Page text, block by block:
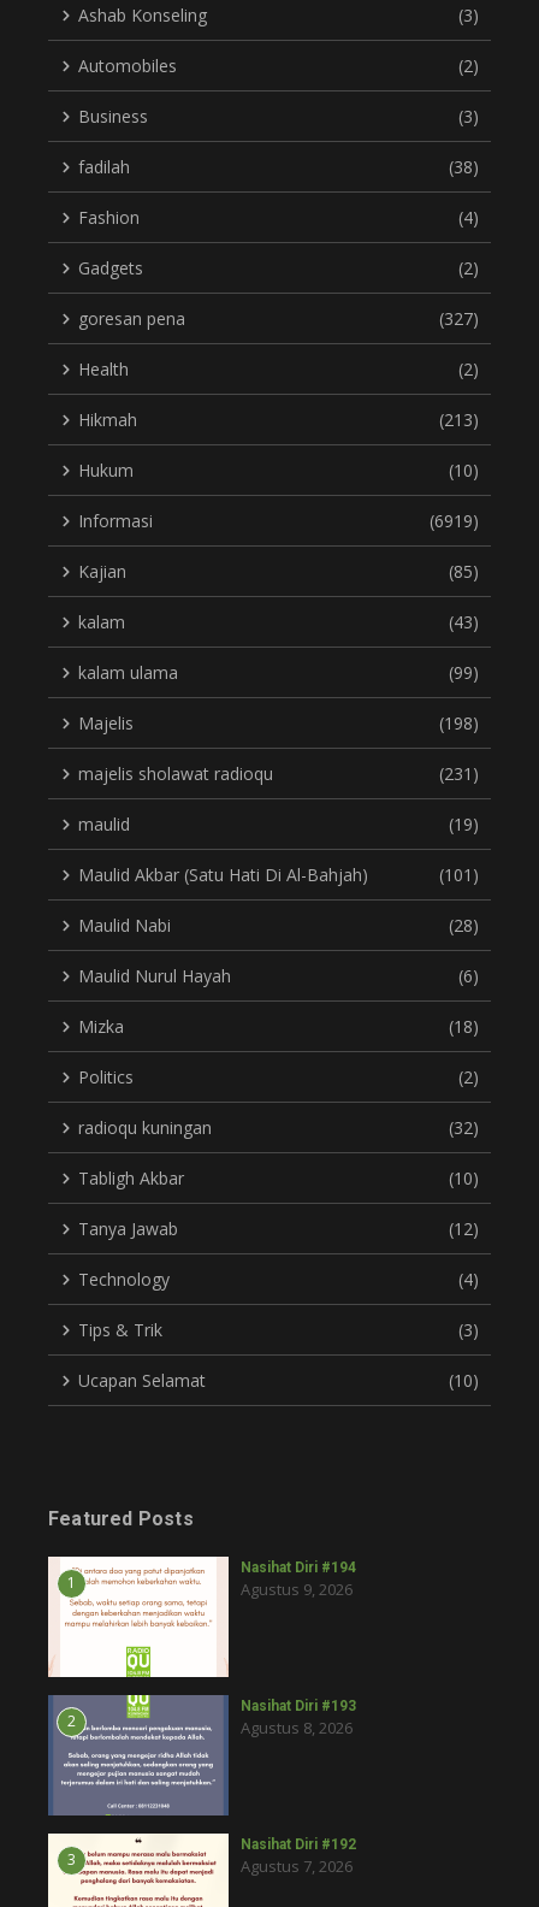
Ashab Konseling (3)
Automobiles (2)
Business (3)
fadilah (38)
Fashion (4)
Gadgets (2)
goresan pena (327)
Health (2)
Hikmah (213)
Hukum (10)
Informasi (6919)
Kajian (85)
kalam (43)
kalam ulama (99)
Majelis (198)
majelis sholawat radioqu (231)
maulid (19)
Maulid Akbar (Satu Hati Di Al-Bahjah) (101)
Maulid Nabi (28)
Maulid Nurul Hayah (6)
Mizka (18)
Politics (2)
radioqu kuningan (32)
Tabligh Akbar (10)
Tanya Jawab (12)
Technology (4)
Tips & Trik (3)
Ucapan Selamat (10)
Featured Posts
1
Nasihat Diri #194
Agustus 9, 2026
2
Nasihat Diri #193
Agustus 8, 2026
3
Nasihat Diri #192
Agustus 7, 2026